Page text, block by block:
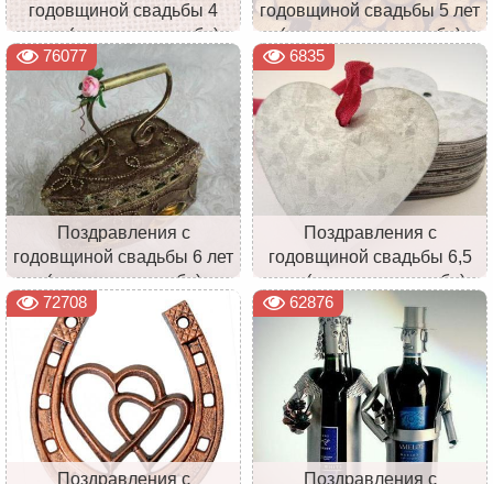
годовщиной свадьбы 4
года (льняная свадьба)
годовщиной свадьбы 5 лет
(деревянная свадьба)
76077
Поздравления с
годовщиной свадьбы 6 лет
(чугунная свадьба)
6835
Поздравления с
годовщиной свадьбы 6,5
лет (цинковая свадьба)
72708
Поздравления с
62876
Поздравления с